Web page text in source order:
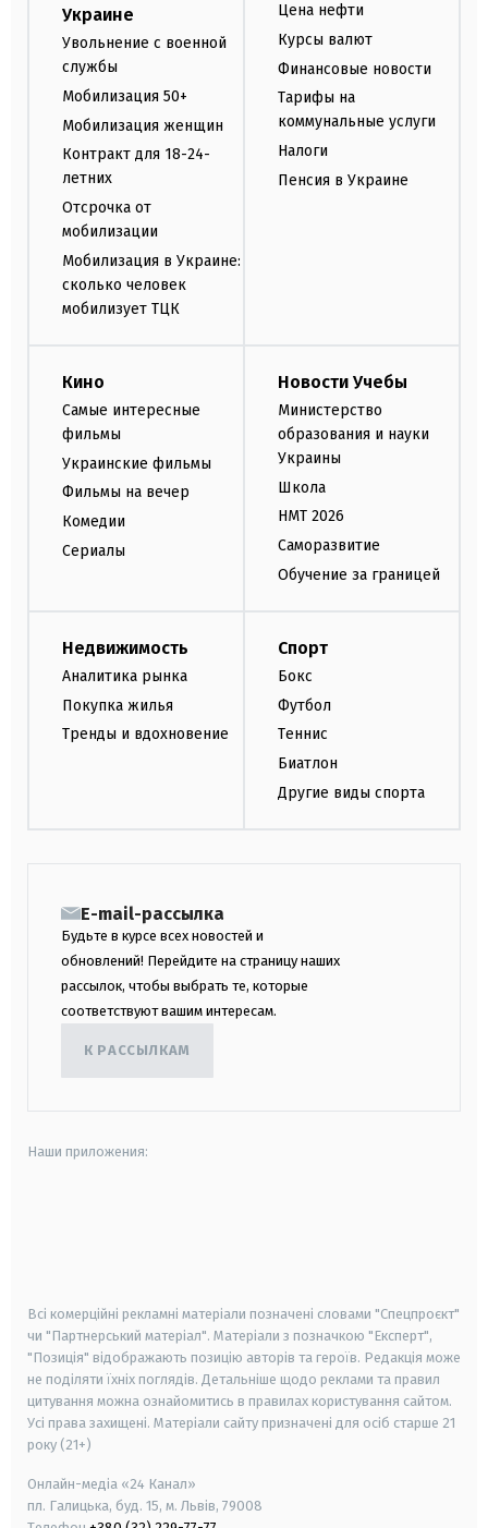
Украине
Увольнение с военной
службы
Мобилизация 50+
Мобилизация женщин
Контракт для 18-24-
летних
Отсрочка от
мобилизации
Мобилизация в Украине:
сколько человек
мобилизует ТЦК
Цена нефти
Курсы валют
Финансовые новости
Тарифы на
коммунальные услуги
Налоги
Пенсия в Украине
Кино
Самые интересные
фильмы
Украинские фильмы
Фильмы на вечер
Комедии
Сериалы
Новости Учебы
Министерство
образования и науки
Украины
Школа
НМТ 2026
Саморазвитие
Обучение за границей
Недвижимость
Аналитика рынка
Покупка жилья
Тренды и вдохновение
Спорт
Бокс
Футбол
Теннис
Биатлон
Другие виды спорта
E-mail-рассылка
Будьте в курсе всех новостей и
обновлений! Перейдите на страницу наших
рассылок, чтобы выбрать те, которые
соответствуют вашим интересам.
К РАССЫЛКАМ
Наши приложения:
Всі комерційні рекламні матеріали позначені словами "Спецпроєкт"
чи "Партнерський матеріал". Матеріали з позначкою "Експерт",
"Позиція" відображають позицію авторів та героїв. Редакція може
не поділяти їхніх поглядів. Детальніше щодо реклами та правил
цитування можна ознайомитись в правилах користування сайтом.
Усі права захищені. Матеріали сайту призначені для осіб старше 21
року (21+)
Онлайн-медіа «24 Канал»
пл. Галицька, буд. 15, м. Львів, 79008